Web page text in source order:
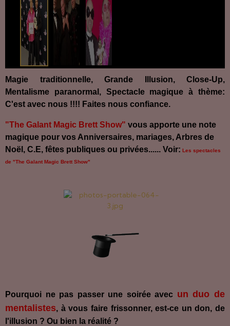
Magie traditionnelle, Grande Illusion, Close-Up,
Mentalisme paranormal, Spectacle magique à thème:
C'est avec nous !!!! Faites nous confiance.
"The Galant Magic Brett Show" vous apporte une note
magique pour vos Anniversaires, mariages, Arbres de
Noël, C.E, fêtes publiques ou privées...... Voir: Les spectacles
de "The Galant Magic Brett Show"
Pourquoi ne pas passer une soirée avec un duo de
mentalistes, à vous faire frissonner, est-ce un don, de
l'illusion ? Ou bien la réalité ?